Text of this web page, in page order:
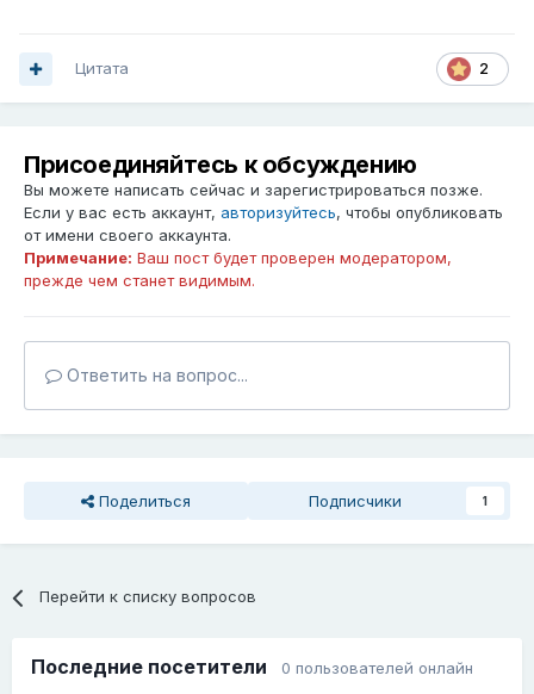
2
Цитата
Присоединяйтесь к обсуждению
Вы можете написать сейчас и зарегистрироваться позже.
Если у вас есть аккаунт, авторизуйтесь, чтобы опубликовать
от имени своего аккаунта.
Примечание: Ваш пост будет проверен модератором,
прежде чем станет видимым.
Ответить на вопрос...
Поделиться Подписчики 1
Перейти к списку вопросов
Последние посетители 0 пользователей онлайн